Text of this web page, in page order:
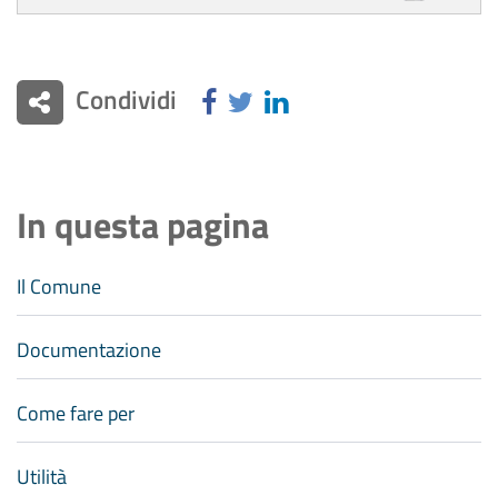
Condividi
In questa pagina
Il Comune
Documentazione
Come fare per
Utilità